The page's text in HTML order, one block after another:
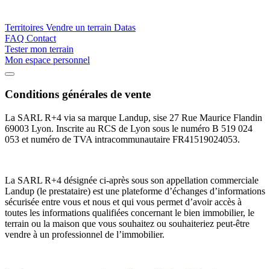
Territoires Vendre un terrain Datas
FAQ Contact
Tester mon terrain
Mon espace personnel
Conseils
Conditions générales de vente
La SARL R+4 via sa marque Landup, sise 27 Rue Maurice Flandin
69003 Lyon. Inscrite au RCS de Lyon sous le numéro B 519 024
053 et numéro de TVA intracommunautaire FR41519024053.
La SARL R+4 désignée ci-après sous son appellation commerciale
Landup (le prestataire) est une plateforme d’échanges d’informations
sécurisée entre vous et nous et qui vous permet d’avoir accès à
toutes les informations qualifiées concernant le bien immobilier, le
terrain ou la maison que vous souhaitez ou souhaiteriez peut-être
vendre à un professionnel de l’immobilier.